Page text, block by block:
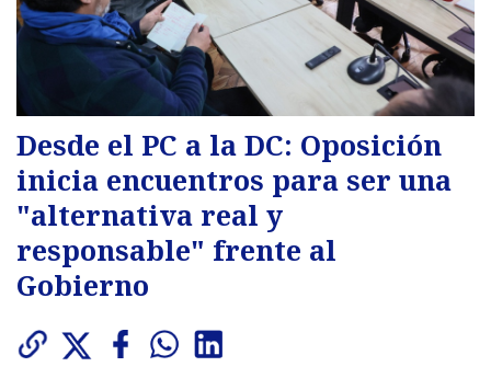
Desde el PC a la DC: Oposición
inicia encuentros para ser una
"alternativa real y
responsable" frente al
Gobierno